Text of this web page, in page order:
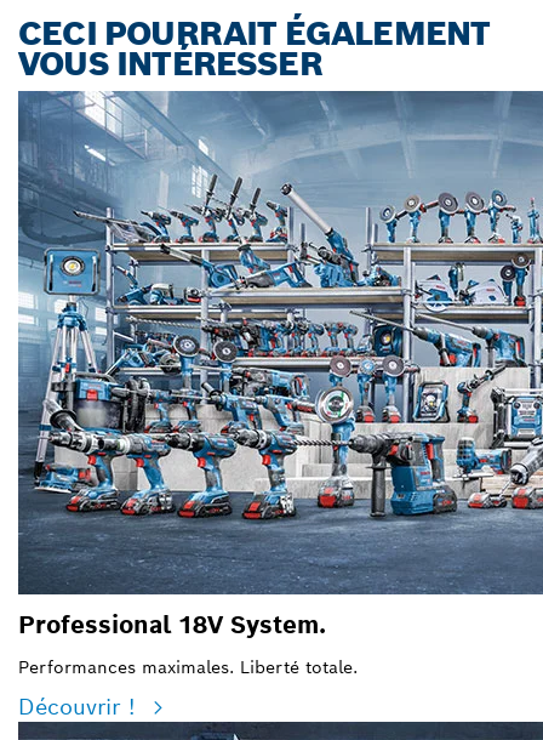
CECI POURRAIT ÉGALEMENT
VOUS INTÉRESSER
Professional 18V System.
Performances maximales. Liberté totale.
Découvrir !